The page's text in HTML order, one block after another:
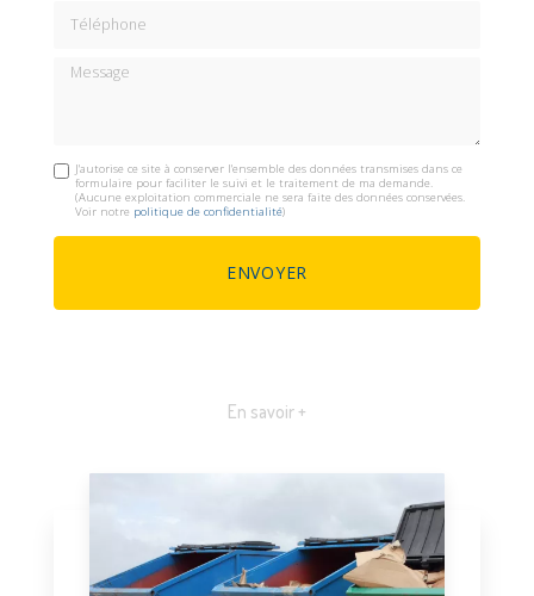
Message
J'autorise ce site à conserver l'ensemble des données transmises dans ce
formulaire pour faciliter le suivi et le traitement de ma demande.
(Aucune exploitation commerciale ne sera faite des données conservées.
Voir notre politique de confidentialité)
En savoir +